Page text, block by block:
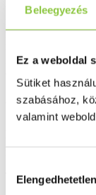
Beleegyezés
Ez a weboldal
Sütiket
szabásához,
valamint
kiválasztása
Elengedhetetlen
felállításával a
megfelelő
gyógyszerek
Általános leírás
A homeopátiás
Tájékozódjon